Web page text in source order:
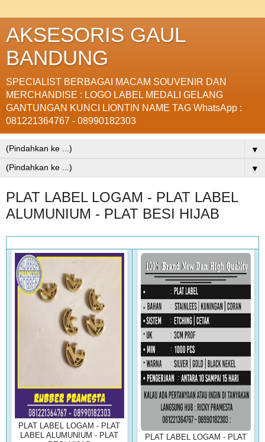
AKSESORIS GAUL
BANDUNG
SPECIALIST BERBAGAI MACAM SOUVENIR DAN
MERCHANDISE : LOGO LABEL MEDALI GELANG
GANTUNGAN KUNCI LIONTIN NAME TAG WhatsApp :
081221364767 - 08990182303
▼
▼
PLAT LABEL LOGAM - PLAT LABEL
ALUMUNIUM - PLAT BESI HIJAB
PLAT LABEL LOGAM - PLAT
LABEL ALUMUNIUM - PLAT
PLAT LABEL LOGAM - PLAT